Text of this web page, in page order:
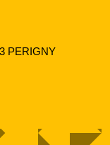
PERIGNY